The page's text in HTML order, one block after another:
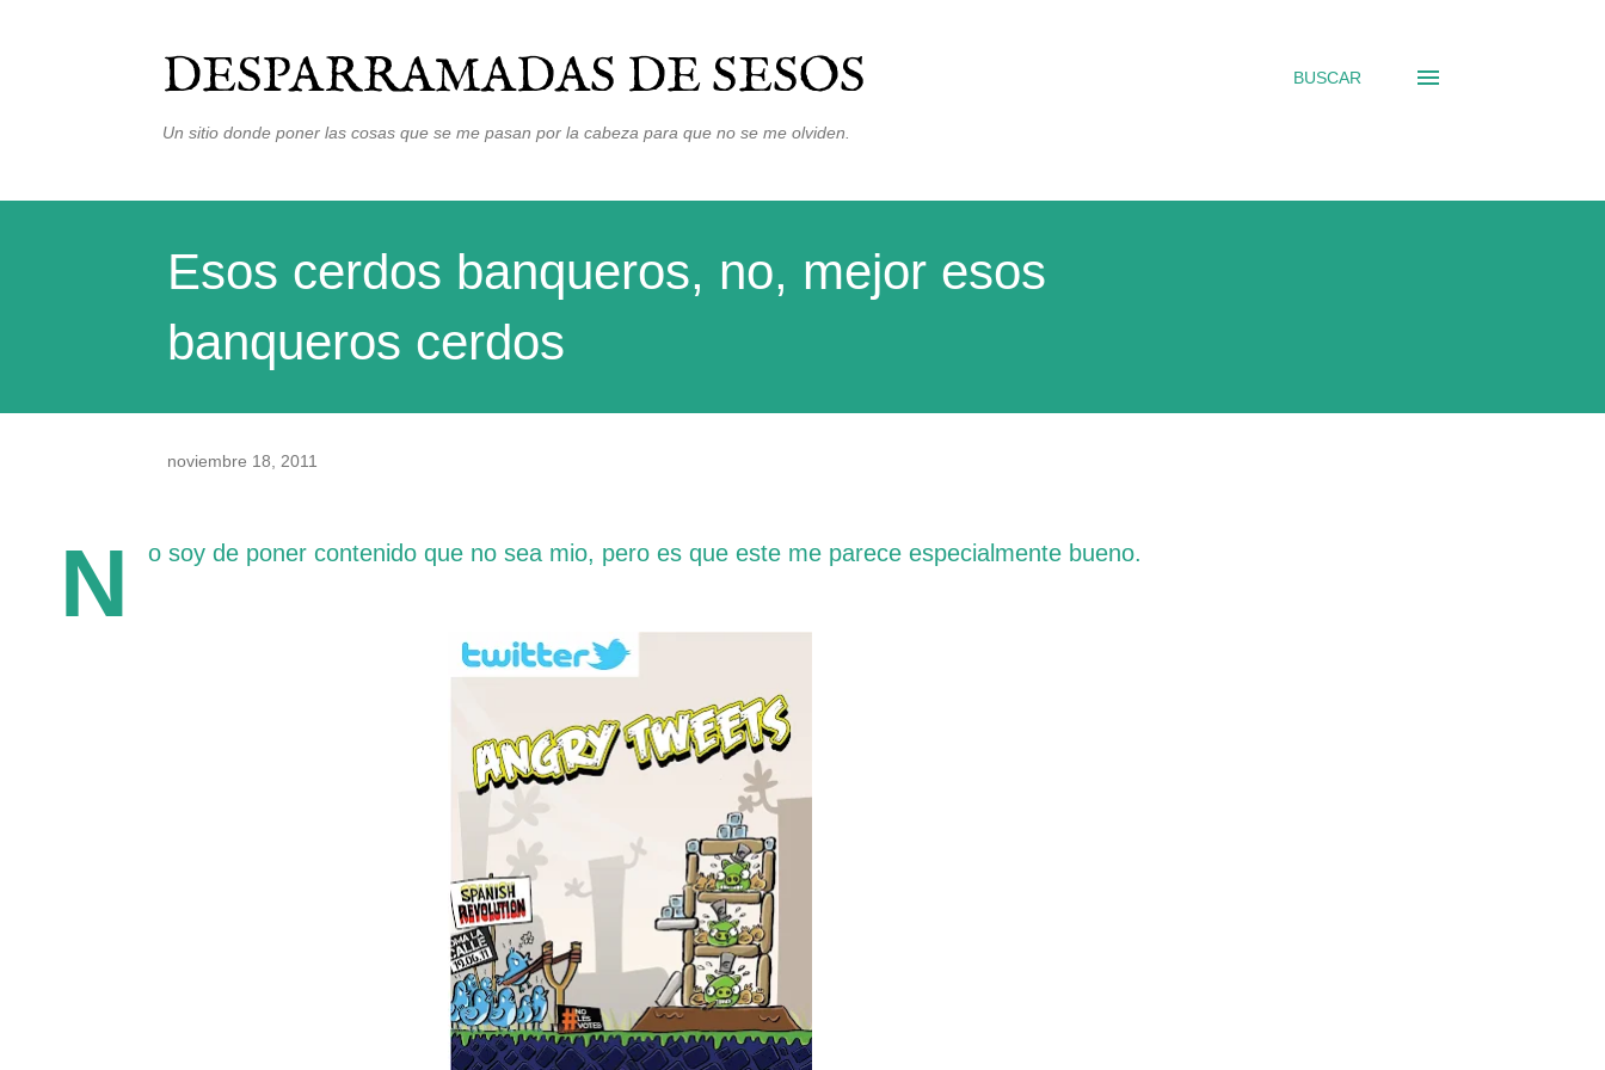
DESPARRAMADAS DE SESOS
Un sitio donde poner las cosas que se me pasan por la cabeza para que no se me olviden.
BUSCAR
Esos cerdos banqueros, no, mejor esos
banqueros cerdos
noviembre 18, 2011
N o soy de poner contenido que no sea mio, pero es que este me parece especialmente bueno.